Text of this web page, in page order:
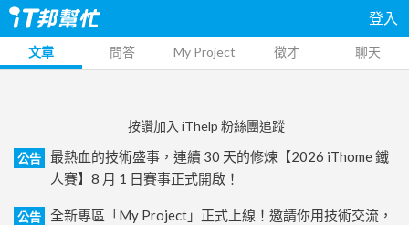
登入
文章 問答 My Project 徵才 聊天
按讚加入 iThelp 粉絲團追蹤
公告
最熱血的技術盛事，連續 30 天的修煉【2026 iThome 鐵
人賽】8 月 1 日賽事正式開啟！
公告
全新專區「My Project」正式上線！邀請你用技術交流，